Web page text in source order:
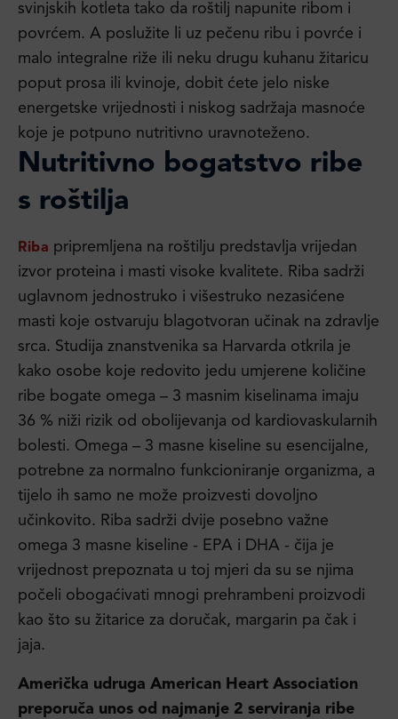
svinjskih kotleta tako da roštilj napunite ribom i
povrćem. A poslužite li uz pečenu ribu i povrće i
malo integralne riže ili neku drugu kuhanu žitaricu
poput prosa ili kvinoje, dobit ćete jelo niske
energetske vrijednosti i niskog sadržaja masnoće
koje je potpuno nutritivno uravnoteženo.
Nutritivno bogatstvo ribe
s roštilja
Riba pripremljena na roštilju predstavlja vrijedan
izvor proteina i masti visoke kvalitete. Riba sadrži
uglavnom jednostruko i višestruko nezasićene
masti koje ostvaruju blagotvoran učinak na zdravlje
srca. Studija znanstvenika sa Harvarda otkrila je
kako osobe koje redovito jedu umjerene količine
ribe bogate omega – 3 masnim kiselinama imaju
36 % niži rizik od obolijevanja od kardiovaskularnih
bolesti. Omega – 3 masne kiseline su esencijalne,
potrebne za normalno funkcioniranje organizma, a
tijelo ih samo ne može proizvesti dovoljno
učinkovito. Riba sadrži dvije posebno važne
omega 3 masne kiseline - EPA i DHA - čija je
vrijednost prepoznata u toj mjeri da su se njima
počeli obogaćivati mnogi prehrambeni proizvodi
kao što su žitarice za doručak, margarin pa čak i
jaja.
Američka udruga American Heart Association
preporuča unos od najmanje 2 serviranja ribe